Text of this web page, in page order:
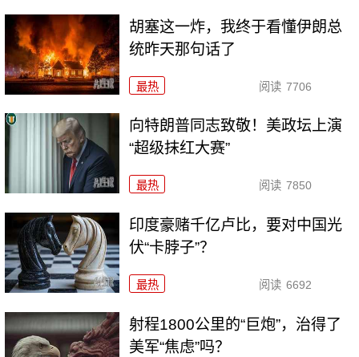
胡塞这一炸，我终于看懂伊朗总
统昨天那句话了
最热 阅读 7706
向特朗普同志致敬！美政坛上演
“超级抹红大赛”
最热 阅读 7850
印度豪赌千亿卢比，要对中国光
伏“卡脖子”？
最热 阅读 6692
射程1800公里的“巨炮”，治得了
美军“焦虑”吗？